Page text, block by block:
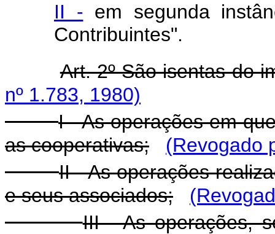
II - em segunda
Contribuintes".
Art. 2º São isentas do
nº 1.783, 1980)
I - As operações em
as cooperativas;
(Revogado
II - As operações
e seus associados;
III - As operações,